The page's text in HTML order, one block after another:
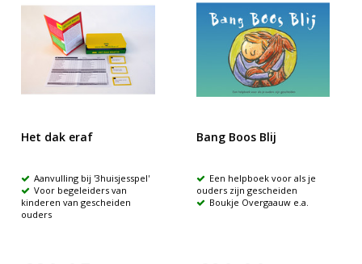
Het dak eraf
Aanvulling bij '3huisjesspel'
Voor begeleiders van
kinderen van gescheiden
ouders
Bang Boos Blij
Een helpboek voor als je
ouders zijn gescheiden
Boukje Overgaauw e.a.